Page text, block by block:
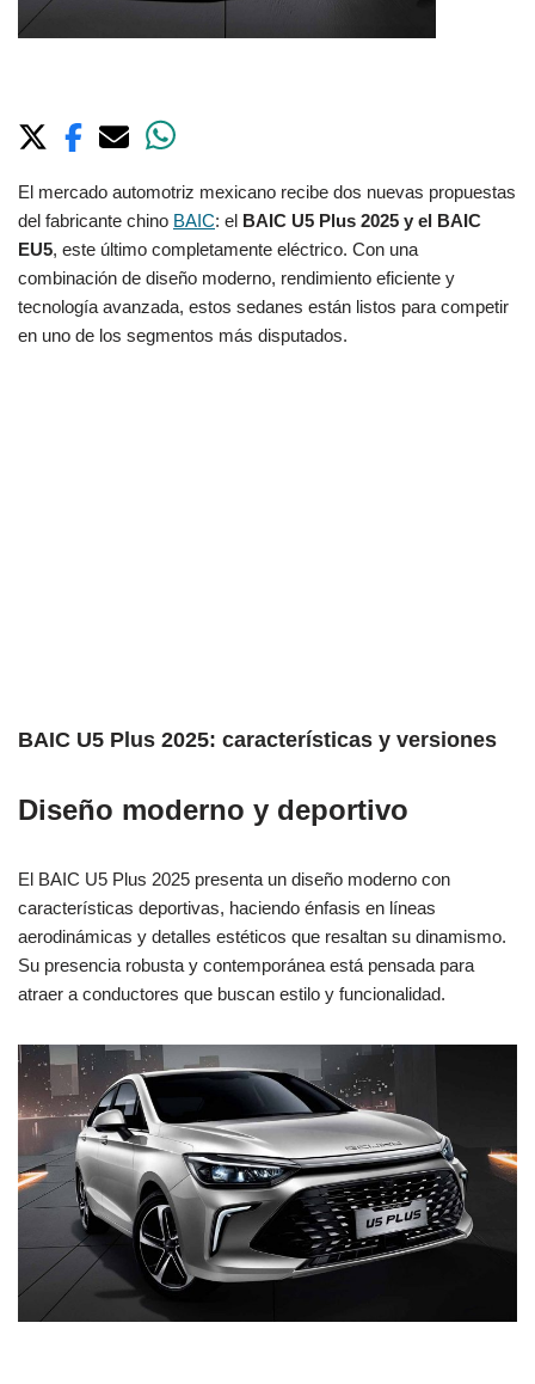
El mercado automotriz mexicano recibe dos nuevas propuestas
del fabricante chino BAIC: el BAIC U5 Plus 2025 y el BAIC
EU5, este último completamente eléctrico. Con una
combinación de diseño moderno, rendimiento eficiente y
tecnología avanzada, estos sedanes están listos para competir
en uno de los segmentos más disputados.
BAIC U5 Plus 2025: características y versiones
Diseño moderno y deportivo
El BAIC U5 Plus 2025 presenta un diseño moderno con
características deportivas, haciendo énfasis en líneas
aerodinámicas y detalles estéticos que resaltan su dinamismo.
Su presencia robusta y contemporánea está pensada para
atraer a conductores que buscan estilo y funcionalidad.